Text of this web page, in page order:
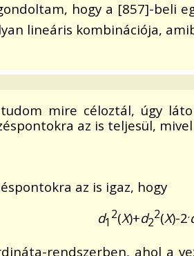
hogy a [857]-beli
lineáris kombinációja,
mire céloztál, úgy
az is teljesül,
az is igaz, hogy
d1
2(X)+d2
2(X)-2.
rendszerben, ahol a